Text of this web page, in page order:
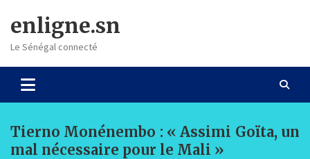
content
enligne.sn
Le Sénégal connecté
Tierno Monénembo : « Assimi Goïta, un
mal nécessaire pour le Mali »